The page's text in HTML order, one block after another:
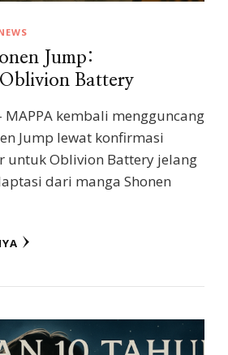
Jump:
Battery
MAPPA kembali mengguncang
Jump lewat konfirmasi
untuk Oblivion Battery jelang
dari manga Shonen